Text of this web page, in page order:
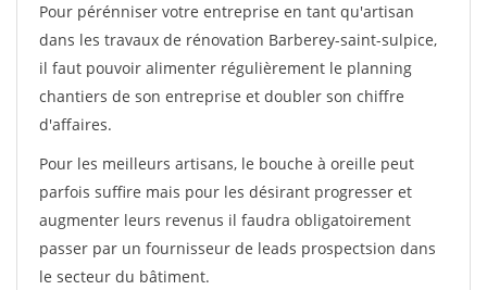
Pour pérénniser votre entreprise en tant qu'artisan
dans les travaux de rénovation Barberey-saint-sulpice,
il faut pouvoir alimenter régulièrement le planning
chantiers de son entreprise et doubler son chiffre
d'affaires.
Pour les meilleurs artisans, le bouche à oreille peut
parfois suffire mais pour les désirant progresser et
augmenter leurs revenus il faudra obligatoirement
passer par un fournisseur de leads prospectsion dans
le secteur du bâtiment.